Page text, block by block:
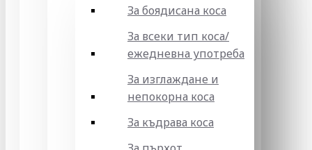
За боядисана коса
За всеки тип коса/
ежедневна употреба
За изглаждане и
непокорна коса
За къдрава коса